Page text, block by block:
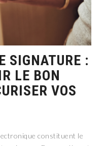
SIGNATURE :
LE BON
VOS
constituent le